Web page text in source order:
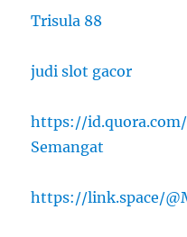
Trisula 88
judi slot gacor
https://
Semangat
https://link.space/